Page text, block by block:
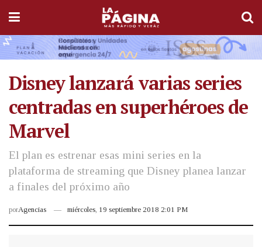
Disney lanzará varias series
centradas en superhéroes de
Marvel
El plan es estrenar esas mini series en la
plataforma de streaming que Disney planea lanzar
a finales del próximo año
porAgencias miércoles, 19 septiembre 2018 2:01 PM